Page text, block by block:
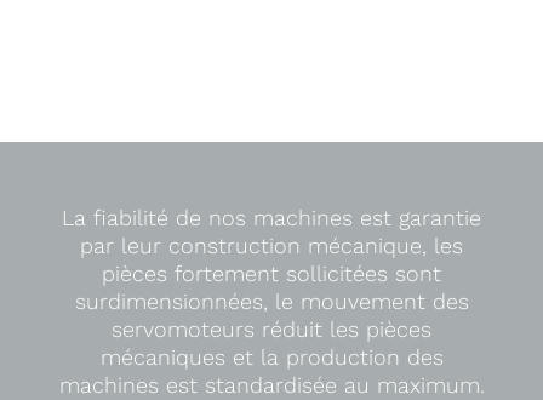
La fiabilité de nos machines est garantie
par leur construction mécanique, les
pièces fortement sollicitées sont
surdimensionnées, le mouvement des
servomoteurs réduit les pièces
mécaniques et la production des
machines est standardisée au maximum.